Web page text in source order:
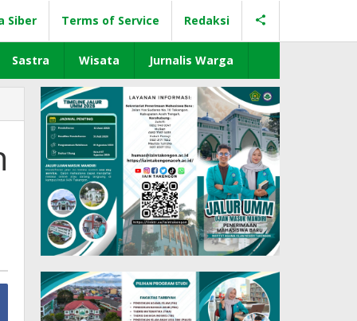
Siber Terms of Service Redaksi
Sastra Wisata Jurnalis Warga